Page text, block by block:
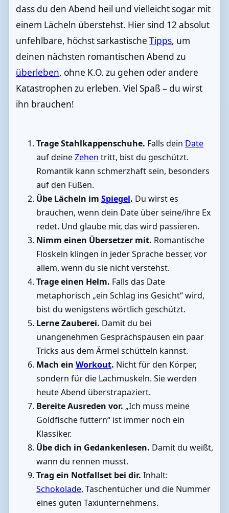
dass du den Abend heil und vielleicht sogar mit
einem Lächeln überstehst. Hier sind 12 absolut
unfehlbare, höchst sarkastische Tipps, um
deinen nächsten romantischen Abend zu
überleben, ohne K.O. zu gehen oder andere
Katastrophen zu erleben. Viel Spaß – du wirst
ihn brauchen!
Trage Stahlkappenschuhe. Falls dein Date
auf deineZehen tritt, bist du geschützt.
Romantik kann schmerzhaft sein, besonders
auf den Füßen.
Übe Lächeln im Spiegel. Du wirst es
brauchen, wenn dein Date über seine/ihre Ex
redet. Und glaube mir, das wird passieren.
Nimm einen Übersetzer mit. Romantische
Floskeln klingen in jeder Sprache besser, vor
allem, wenn du sie nicht verstehst.
Trage einen Helm. Falls das Date
metaphorisch „ein Schlag ins Gesicht“ wird,
bist du wenigstens wörtlich geschützt.
Lerne Zauberei. Damit du bei
unangenehmen Gesprächspausen ein paar
Tricks aus dem Ärmel schütteln kannst.
Mach ein Workout. Nicht für den Körper,
sondern für die Lachmuskeln. Sie werden
heute Abend überstrapaziert.
Bereite Ausreden vor. „Ich muss meine
Goldfische füttern“ ist immer noch ein
Klassiker.
Übe dich in Gedankenlesen. Damit du weißt,
wann du rennen musst.
Trag ein Notfallset bei dir. Inhalt:
Schokolade, Taschentücher und die Nummer
eines guten Taxiunternehmens.